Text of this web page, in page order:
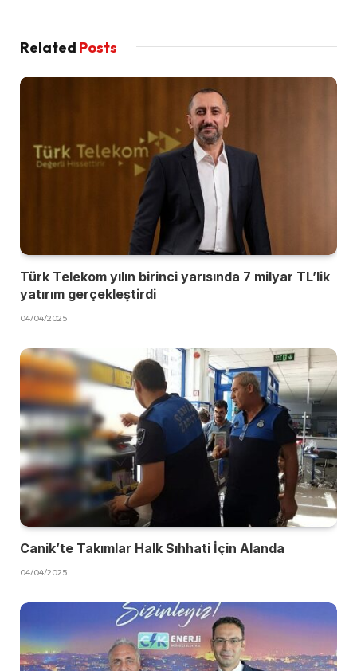
Related Posts
Türk Telekom yılın birinci yarısında 7 milyar TL’lik
yatırım gerçekleştirdi
04/04/2025
Canik’te Takımlar Halk Sıhhati İçin Alanda
04/04/2025